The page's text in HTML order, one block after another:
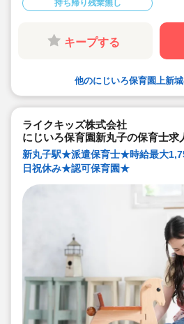
持ち帰り残業無し
キープする
他のにじいろ保育園上新
ライクキッズ株式会社
にじいろ保育園新丸子の保育士求
新丸子駅★派遣保育士★時給最大
日祝休み★認可保育園★